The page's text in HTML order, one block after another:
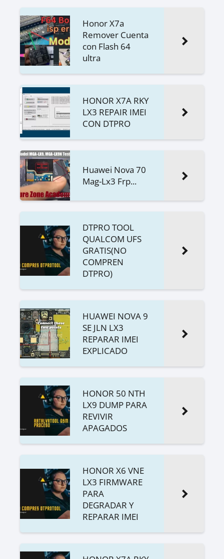
Honor X7a
Remover Cuenta
con Flash 64
ultra
HONOR X7A RKY
LX3 REPAIR IMEI
CON DTPRO
Huawei Nova 70
Mag-Lx3 Frp...
DTPRO TOOL
QUALCOM UFS
GRATIS(NO
COMPREN
DTPRO)
HUAWEI NOVA 9
SE JLN LX3
REPARAR IMEI
EXPLICADO
HONOR 50 NTH
LX9 DUMP PARA
REVIVIR
APAGADOS
HONOR X6 VNE
LX3 FIRMWARE
PARA
DEGRADAR Y
REPARAR IMEI